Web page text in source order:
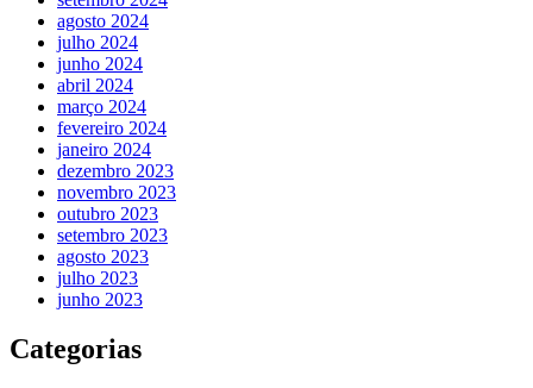
agosto 2024
julho 2024
junho 2024
abril 2024
março 2024
fevereiro 2024
janeiro 2024
dezembro 2023
novembro 2023
outubro 2023
setembro 2023
agosto 2023
julho 2023
junho 2023
Categorias